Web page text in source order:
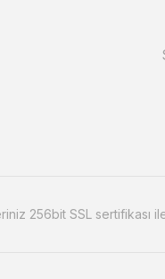
256bit SSL sertifikası